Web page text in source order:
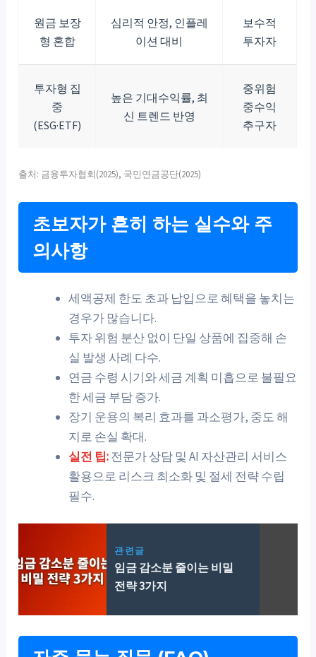
원금 보장
형 혼합
심리적 안정, 인플레
이션 대비
보수적
투자자
투자형 집
중
(ESG·ETF)
높은 기대수익률, 최
신 트렌드 반영
중위험
중수익
추구자
출처: 금융투자협회(2025), 국민연금공단(2025)
초보자가 흔히 하는 실수와 주
의사항
세액공제 한도 초과 납입으로 혜택을 놓치는
경우가 많습니다.
투자 위험 분산 없이 단일 상품에 집중해 손
실 발생 사례 다수.
연금 수령 시기와 세금 계획 미흡으로 불필요
한 세금 부담 증가.
장기 운용의 복리 효과를 과소평가, 중도 해
지로 손실 확대.
실전 팁:전문가 상담 및 AI 자산관리 서비스
활용으로 리스크 최소화 및 절세 전략 수립
필수.
관련글
임금 감소분 줄이는 비밀
전략 3가지